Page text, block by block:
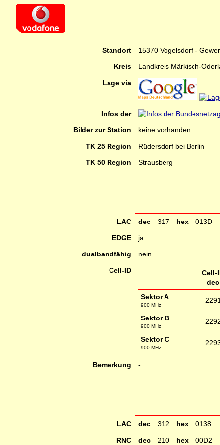
Standort 15370 Vogelsdorf -
Kreis Landkreis Märkisch-
Lage via
Infos der
Bilder zur Station keine vorhanden
TK 25 Region Rüdersdorf bei Berlin
TK 50 Region Strausberg
LAC dec 317 hex 013D
EDGE ja
dualbandfähig nein
Cell-ID
Cell-
dec
Sektor A
900 MHz
Sektor B
900 MHz
Sektor C
900 MHz
Bemerkung -
LAC dec 312 hex 0138
RNC dec 210 hex 00D2